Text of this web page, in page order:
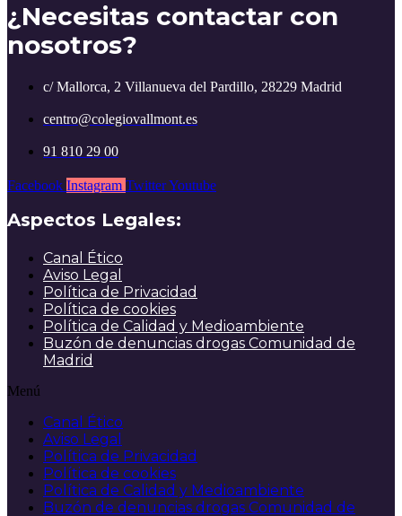
¿Necesitas contactar con
nosotros?
c/ Mallorca, 2 Villanueva del Pardillo, 28229 Madrid
centro@colegiovallmont.es
91 810 29 00
Facebook Instagram TwitterYoutube
Aspectos Legales:
Canal Ético
Aviso Legal
Política de Privacidad
Política de cookies
Política de Calidad y Medioambiente
Buzón de denuncias drogas Comunidad de
Madrid
Menú
Canal Ético
Aviso Legal
Política de Privacidad
Política de cookies
Política de Calidad y Medioambiente
Buzón de denuncias drogas Comunidad de